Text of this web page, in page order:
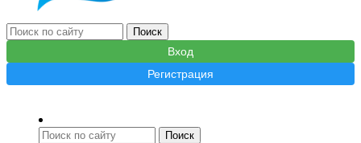
Вход
Регистрация